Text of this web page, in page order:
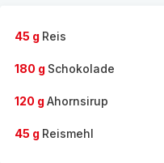
45 g Reis
180 g Schokolade
120 g Ahornsirup
45 g Reismehl